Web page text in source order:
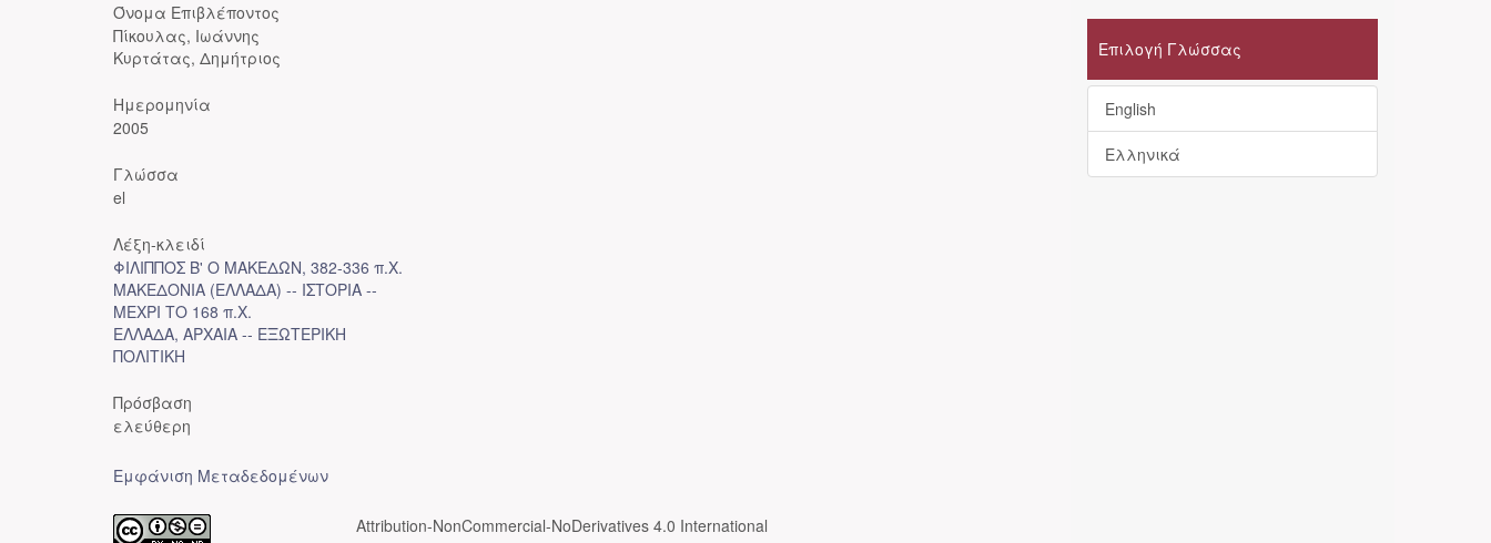
Όνομα Επιβλέποντος
Πίκουλας, Ιωάννης
Κυρτάτας, Δημήτριος
Ημερομηνία
2005
Γλώσσα
el
Λέξη-κλειδί
ΦΙΛΙΠΠΟΣ Β' Ο ΜΑΚΕΔΩΝ, 382-336 π.Χ.
ΜΑΚΕΔΟΝΙΑ (ΕΛΛΑΔΑ) -- ΙΣΤΟΡΙΑ --
ΜΕΧΡΙ ΤΟ 168 π.Χ.
ΕΛΛΑΔΑ, ΑΡΧΑΙΑ -- ΕΞΩΤΕΡΙΚΗ
ΠΟΛΙΤΙΚΗ
Πρόσβαση
ελεύθερη
Εμφάνιση Μεταδεδομένων
Attribution-NonCommercial-NoDerivatives 4.0 International
Επιλογή Γλώσσας
English
Ελληνικά